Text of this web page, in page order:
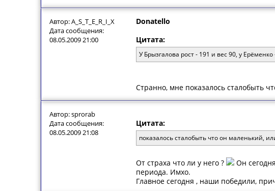
Автор: A_S_T_E_R_I_X
Дата сообщения:
08.05.2009 21:00
Donatello
Цитата:
У Брызгалова рост - 191 и вес 90, у Ерёменко
Странно, мне показалось сталобыть
Автор: sprorab
Дата сообщения:
08.05.2009 21:08
Цитата:
показалось сталобыть что он маленький,
От страха что ли у него ?
Он
периода. Имхо.
Главное сегодня , наши победили,